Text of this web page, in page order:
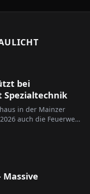
bei
Spezialtechnik
in der Mainzer
auch die Feuerwehr